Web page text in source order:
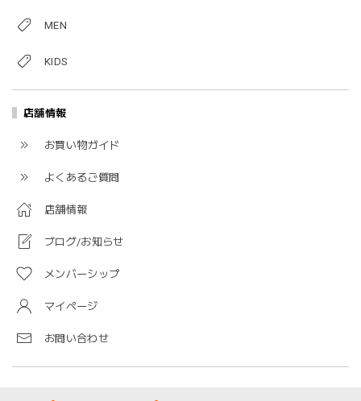
MEN
KIDS
店舗情報
お買い物ガイド
よくあるご質問
店舗情報
ブログ/お知らせ
メンバーシップ
マイページ
お問い合わせ